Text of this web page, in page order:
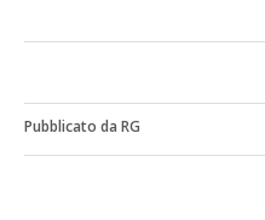
Pubblicato da RG